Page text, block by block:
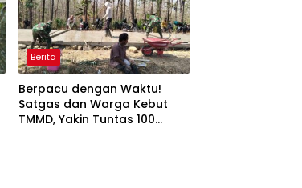
Berita
Berpacu dengan Waktu!
Satgas dan Warga Kebut
TMMD, Yakin Tuntas 100